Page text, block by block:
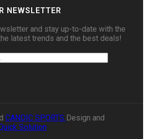
NEWSLETTER
and stay up-to-date with the
latest trends and the best deals!
CANDIC SPORTS Design and
Solution